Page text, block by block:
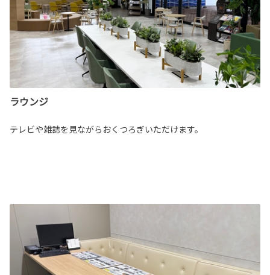
ラウンジ
テレビや雑誌を見ながらおくつろぎいただけます。